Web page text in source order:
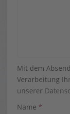
Mit dem
Verarbeitung
unserer
Name *